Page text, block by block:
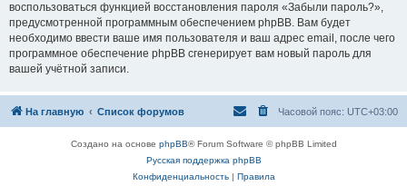
воспользоваться функцией восстановления пароля «Забыли пароль?»,
предусмотренной программным обеспечением phpBB. Вам будет
необходимо ввести ваше имя пользователя и ваш адрес email, после чего
программное обеспечение phpBB сгенерирует вам новый пароль для
вашей учётной записи.
На главную Список форумов Часовой пояс: UTC+03:00
Создано на основе phpBB® Forum Software © phpBB Limited
Русская поддержка phpBB
Конфиденциальность| Правила